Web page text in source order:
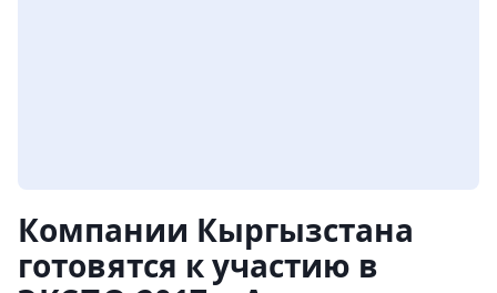
Компании Кыргызстана
готовятся к участию в